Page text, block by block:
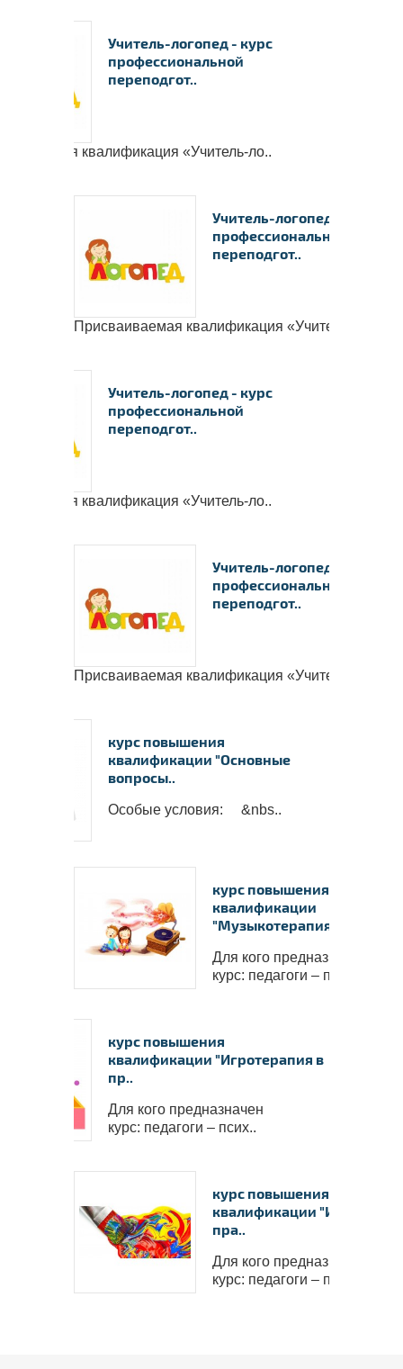
Учитель-логопед - курс
профессиональной
переподгот..
квалификация «Учитель-ло..
Учитель-логопед - курс
профессиональной
переподгот..
Присваиваемая квалификация «Учитель-ло..
Учитель-логопед - курс
профессиональной
переподгот..
квалификация «Учитель-ло..
Учитель-логопед - курс
профессиональной
переподгот..
Присваиваемая квалификация «Учитель-ло..
курс повышения
квалификации "Основные
вопросы..
Особые условия: &nbs..
курс повышения
квалификации
"Музыкотерапия в ..
Для кого предназначен
курс: педагоги – псих..
курс повышения
квалификации "Игротерапия в
пр..
Для кого предназначен
курс: педагоги – псих..
курс повышения
квалификации
пра..
Для кого предназначен
курс: педагоги – псих..